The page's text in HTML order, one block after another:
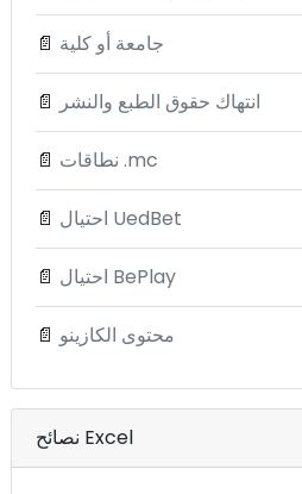
📄 جامعة أو كلية
📄 انتهاك حقوق الطبع والنشر
📄 نطاقات .mc
📄 احتيال UedBet
📄 احتيال BePlay
📄 محتوى الكازينو
نصائح Excel